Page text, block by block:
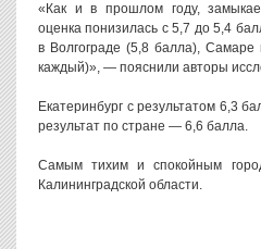
«Как и в прошлом году,
оценка понизилась с 5,7 до 5,4
в Волгограде (5,8 балла),
каждый)», — пояснили авторы
Екатеринбург с результатом 6,3
результат по стране — 6,6 балла.
Самым тихим и спокойным
Калининградской области.